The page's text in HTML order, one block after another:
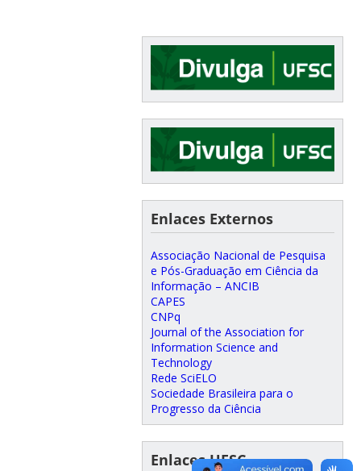
Enlaces Externos
Associação Nacional de Pesquisa
e Pós-Graduação em Ciência da
Informação – ANCIB
CAPES
CNPq
Journal of the Association for
Information Science and
Technology
Rede SciELO
Sociedade Brasileira para o
Progresso da Ciência
Enlaces UFSC